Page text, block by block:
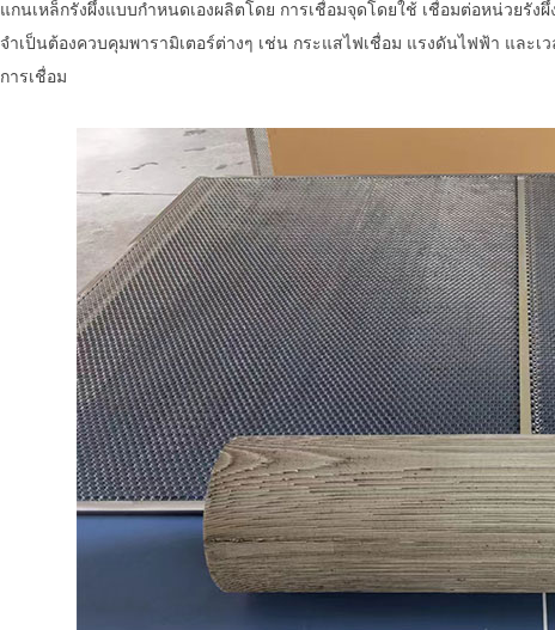
แกนเหล็กรังผึ้งแบบกำหนดเองผลิตโดย การเชื่อมจุดโดยใช้ เชื่อมต่อหน่วยรัง
จำเป็นต้องควบคุมพารามิเตอร์ต่างๆ เช่น กระแสไฟเชื่อม แรงดันไฟฟ้า และ
การเชื่อม